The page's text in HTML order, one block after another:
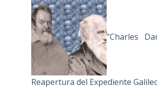
"Charles
Reapertura del Expediente